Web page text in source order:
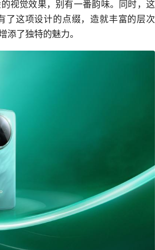
视觉效果，别有一番韵味。同时，这
了这项设计的点缀，造就丰富的层次
了独特的魅力。